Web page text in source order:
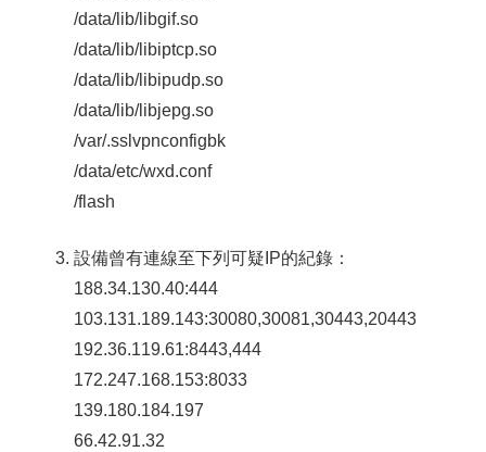
/data/lib/libgif.so
/data/lib/libiptcp.so
/data/lib/libipudp.so
/data/lib/libjepg.so
/var/.sslvpnconfigbk
/data/etc/wxd.conf
/flash
設備曾有連線至下列可疑IP的紀錄：
188.34.130.40:444
103.131.189.143:30080,30081,30443,20443
192.36.119.61:8443,444
172.247.168.153:8033
139.180.184.197
66.42.91.32